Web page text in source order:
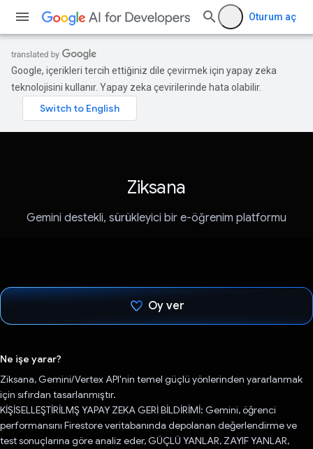
Oturum aç
Google, içerikleri tercih ettiğiniz dile çevirmek için yapay zeka
teknolojisini kullanır. Yapay zeka çevirilerinde hata olabilir.
Ziksana
Gemini destekli, sürükleyici bir e-öğrenim platformu
Oy ver
Ne işe yarar?
Ziksana, Gemini/Vertex API'nin temel güçlü yönlerinden yararlanmak
için sıfırdan tasarlanmıştır.
KİŞİSELLEŞTİRİLMŞ YAPAY ZEKA GERİ BİLDİRİMİ: Gemini, öğrenci
performansını Firestore veritabanında depolanan değerlendirme ve
test sonuçlarına göre analiz eder, GÜÇLÜ YANLAR, ZAYIF YANLAR,